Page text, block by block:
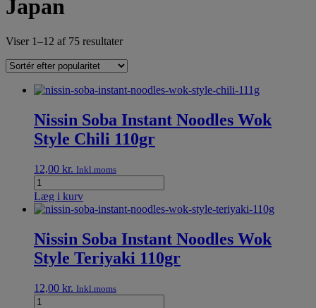
Japan
Viser 1–12 af 75 resultater
Nissin Soba Instant Noodles Wok
Style Chili 110gr
12,00 kr. Inkl.moms
Læg i kurv
Nissin Soba Instant Noodles Wok
Style Teriyaki 110gr
12,00 kr. Inkl.moms